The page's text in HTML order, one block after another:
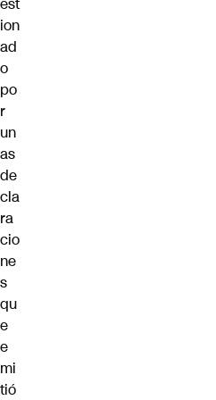
ion
ad
o
po
r
un
as
de
cla
ra
cio
ne
s
qu
e
e
mi
tió